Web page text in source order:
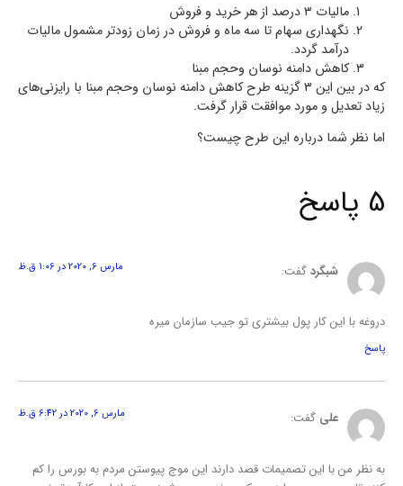
مالیات ۳ درصد از هر خرید و فروش
نگهداری سهام تا سه ماه و فروش در زمان زودتر مشمول مالیات
درآمد گردد.
کاهش دامنه نوسان وحجم مبنا
که در بین این 3 گزینه طرح کاهش دامنه نوسان وحجم مبنا با رایزنی‌های
زیاد تعدیل و مورد موافقت قرار گرفت.
اما نظر شما درباره این طرح چیست؟
5 پاسخ
شبگردگفت: مارس 6, 2020 در 1:06 ق.ظ
دروغه با این کار پول بیشتری تو جیب سازمان میره
پاسخ
علی گفت: مارس 6, 2020 در 6:42 ق.ظ
به نظر من با این تصمیمات قصد دارند این موج پیوستن مردم به بورس را کم